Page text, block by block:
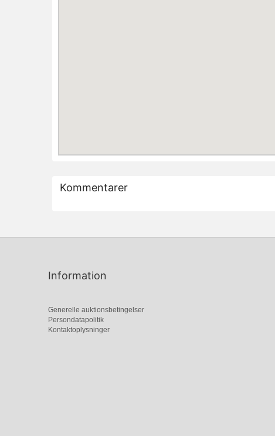
Kommentarer
Information
Generelle auktionsbetingelser
Persondatapolitik
Kontaktoplysninger